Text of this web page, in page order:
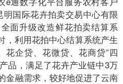
国际花卉拍卖交易中心有限
面升级改造鲜花拍卖结算系
，利用花拍中心结算系统产生
花企贷、花微贷、花商贷”四
品，满足了花卉产业链中3万
金融需求，较好地促进了云南